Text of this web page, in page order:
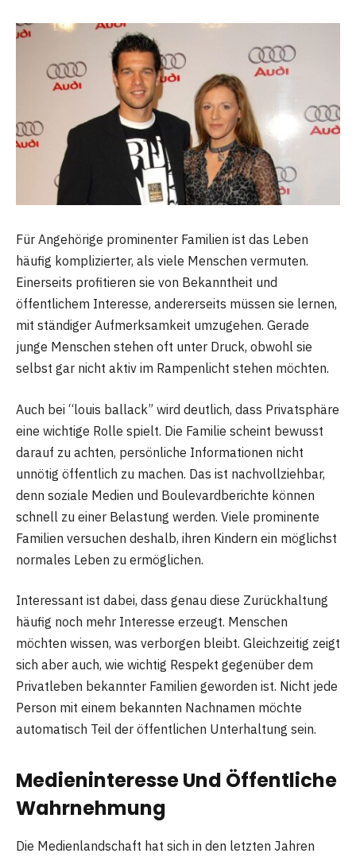
Für Angehörige prominenter Familien ist das Leben
häufig komplizierter, als viele Menschen vermuten.
Einerseits profitieren sie von Bekanntheit und
öffentlichem Interesse, andererseits müssen sie lernen,
mit ständiger Aufmerksamkeit umzugehen. Gerade
junge Menschen stehen oft unter Druck, obwohl sie
selbst gar nicht aktiv im Rampenlicht stehen möchten.
Auch bei “louis ballack” wird deutlich, dass Privatsphäre
eine wichtige Rolle spielt. Die Familie scheint bewusst
darauf zu achten, persönliche Informationen nicht
unnötig öffentlich zu machen. Das ist nachvollziehbar,
denn soziale Medien und Boulevardberichte können
schnell zu einer Belastung werden. Viele prominente
Familien versuchen deshalb, ihren Kindern ein möglichst
normales Leben zu ermöglichen.
Interessant ist dabei, dass genau diese Zurückhaltung
häufig noch mehr Interesse erzeugt. Menschen
möchten wissen, was verborgen bleibt. Gleichzeitig zeigt
sich aber auch, wie wichtig Respekt gegenüber dem
Privatleben bekannter Familien geworden ist. Nicht jede
Person mit einem bekannten Nachnamen möchte
automatisch Teil der öffentlichen Unterhaltung sein.
Medieninteresse Und Öffentliche
Wahrnehmung
Die Medienlandschaft hat sich in den letzten Jahren